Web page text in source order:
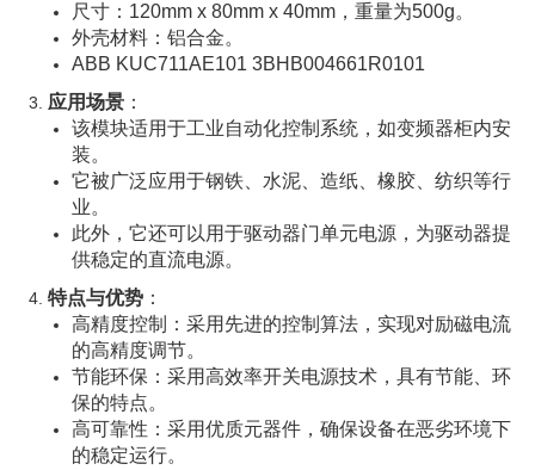
尺寸：120mm x 80mm x 40mm，重量为500g。
外壳材料：铝合金。
ABB KUC711AE101 3BHB004661R0101
应用场景 ：
该模块适用于工业自动化控制系统，如变频器柜内安
装。
它被广泛应用于钢铁、水泥、造纸、橡胶、纺织等行
业。
此外，它还可以用于驱动器门单元电源，为驱动器提
供稳定的直流电源。
特点与优势 ：
高精度控制：采用先进的控制算法，实现对励磁电流
的高精度调节。
节能环保：采用高效率开关电源技术，具有节能、环
保的特点。
高可靠性：采用优质元器件，确保设备在恶劣环境下
的稳定运行。